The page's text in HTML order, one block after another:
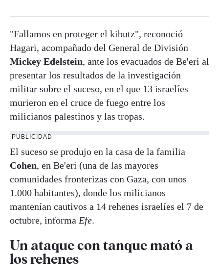
"Fallamos en proteger el kibutz", reconoció
Hagari, acompañado del General de División
Mickey Edelstein, ante los evacuados de Be'eri al
presentar los resultados de la investigación
militar sobre el suceso, en el que 13 israelíes
murieron en el cruce de fuego entre los
milicianos palestinos y las tropas.
PUBLICIDAD
El suceso se produjo en la casa de la familia
Cohen, en Be'eri (una de las mayores
comunidades fronterizas con Gaza, con unos
1.000 habitantes), donde los milicianos
mantenían cautivos a 14 rehenes israelíes el 7 de
octubre, informa Efe.
Un ataque con tanque mató a
los rehenes